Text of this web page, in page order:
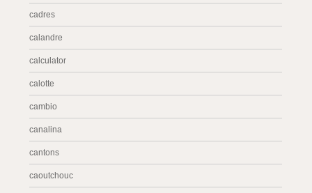
cadres
calandre
calculator
calotte
cambio
canalina
cantons
caoutchouc